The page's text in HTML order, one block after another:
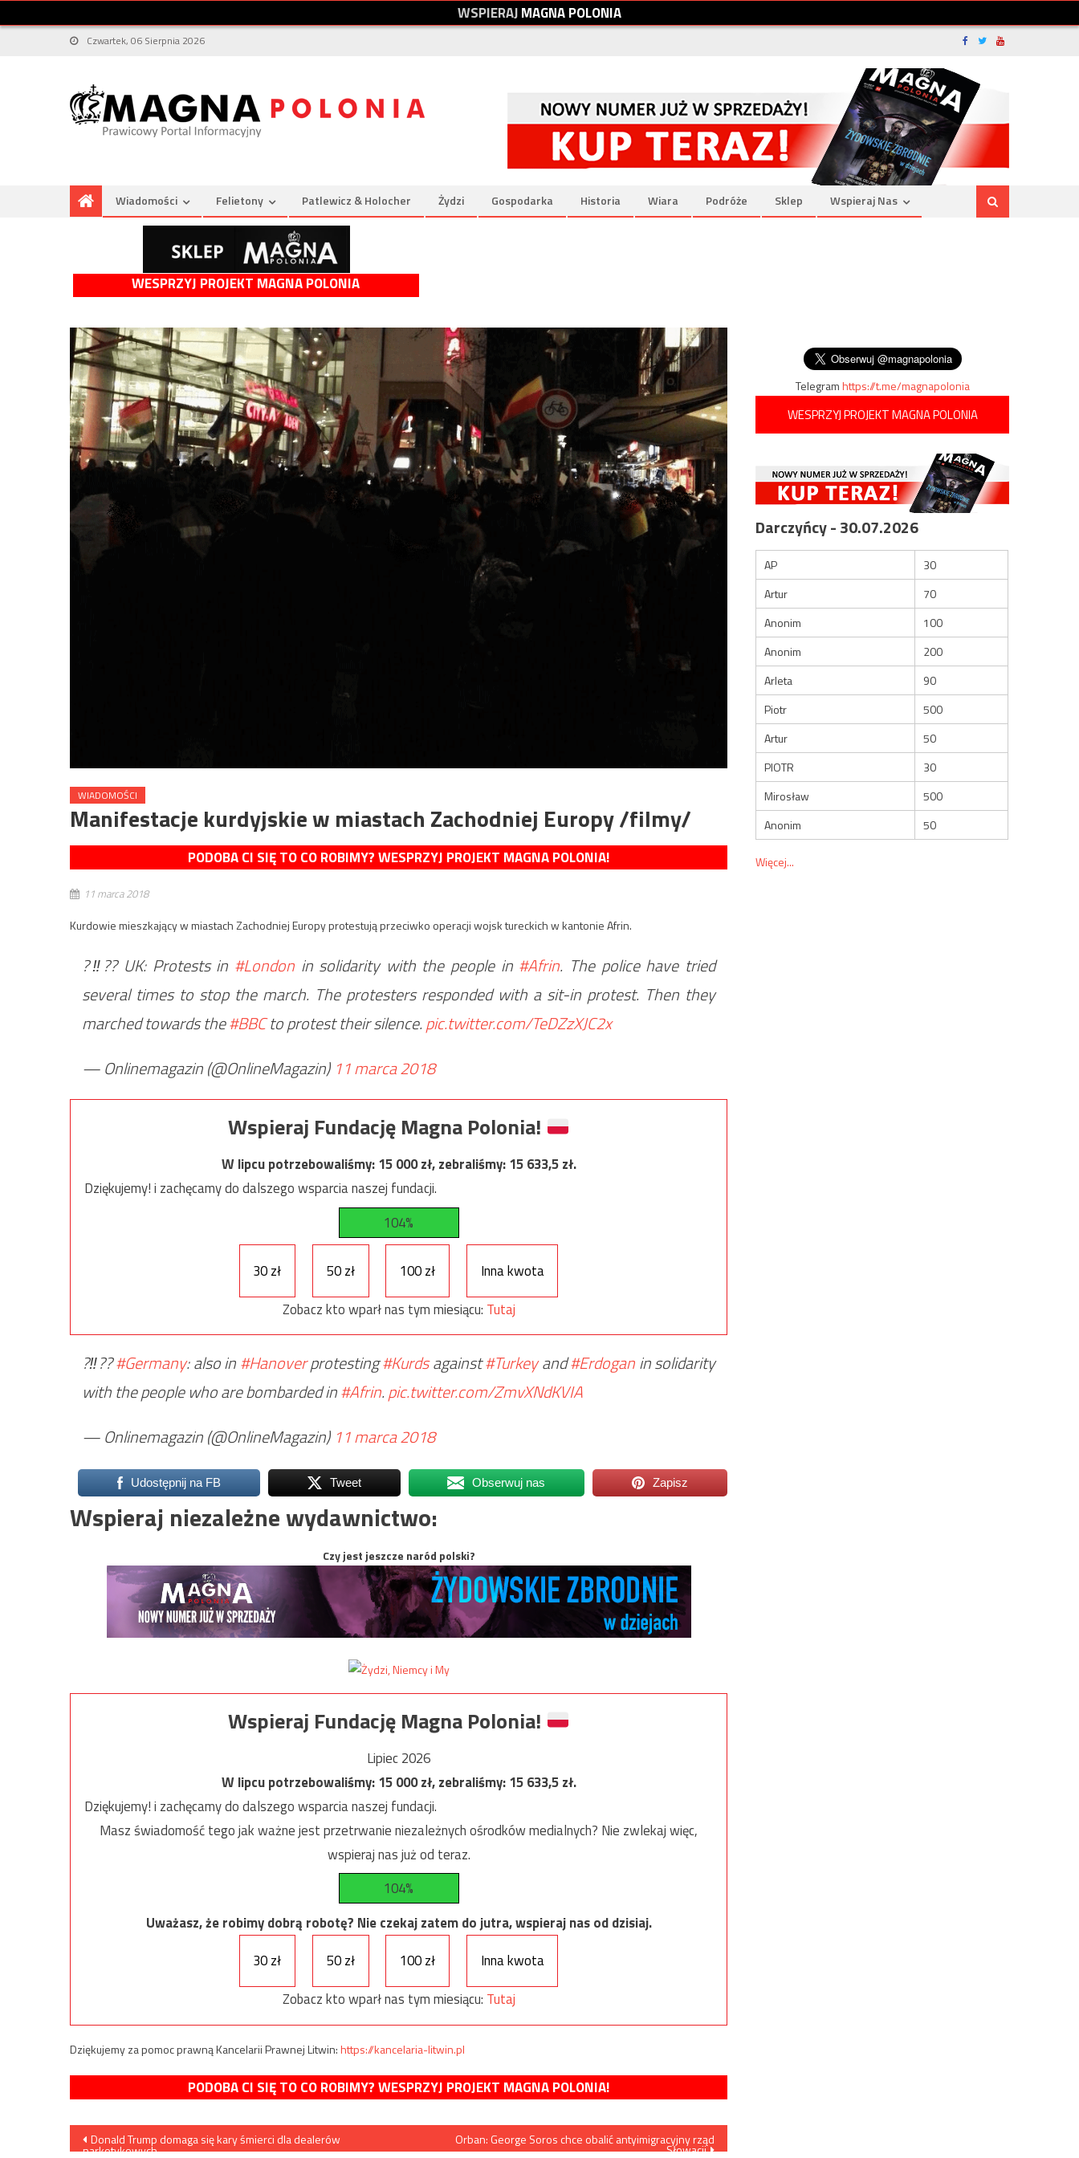
WSPIERAJMAGNAPOLONIA
Czwartek, 06 Sierpnia 2026
Wiadomości Felietony Patlewicz & Holocher Żydzi Gospodarka Historia Wiara Podróże Sklep Wspieraj Nas
WESPRZYJ PROJEKT MAGNA POLONIA
WIADOMOŚCI
Manifestacje kurdyjskie w miastach Zachodniej Europy /filmy/
PODOBA CI SIĘ TO CO ROBIMY? WESPRZYJ PROJEKT MAGNA POLONIA!
11 marca 2018
Kurdowie mieszkający w miastach Zachodniej Europy protestują przeciwko operacji wojsk tureckich w kantonie Afrin.
?‼?? UK: Protests in #Londonin solidarity with the people in #Afrin. The police have tried
several times to stop the march. The protesters responded with a sit-in protest. Then they
marched towards the#BBCto protest their silence.pic.twitter.com/TeDZzXJC2x
— Onlinemagazin (@OnlineMagazin) 11 marca 2018
Wspieraj Fundację Magna Polonia!
W lipcu potrzebowaliśmy:15 000zł, zebraliśmy:15 633,5zł.
Dziękujemy! i zachęcamy do dalszego wsparcia naszej fundacji.
104%
30 zł 50 zł 100 zł
Inna kwota
Zobacz kto wparł nas tym miesiącu: Tutaj
?‼??#Germany: also in#Hanoverprotesting#Kurdsagainst#Turkeyand#Erdoganin solidarity
with the people who are bombarded in#Afrin.pic.twitter.com/ZmvXNdKVIA
— Onlinemagazin (@OnlineMagazin) 11 marca 2018
Udostępnij na FB Tweet Obserwuj nas Zapisz
Wspieraj niezależne wydawnictwo:
Czy jest jeszcze naród polski?
Wspieraj Fundację Magna Polonia!
Lipiec 2026
W lipcu potrzebowaliśmy:15 000zł, zebraliśmy:15 633,5zł.
Dziękujemy! i zachęcamy do dalszego wsparcia naszej fundacji.
Masz świadomość tego jak ważne jest przetrwanie niezależnych ośrodków medialnych? Nie zwlekaj więc,
wspieraj nas już od teraz.
104%
Uważasz, że robimy dobrą robotę? Nie czekaj zatem do jutra, wspieraj nas od dzisiaj.
30 zł
50 zł 100 zł
Inna kwota
Zobacz kto wparł nas tym miesiącu: Tutaj
Dziękujemy za pomoc prawną Kancelarii Prawnej Litwin:https://kancelaria-litwin.pl
PODOBA CI SIĘ TO CO ROBIMY? WESPRZYJ PROJEKT MAGNA POLONIA!
Nawigacja
Donald Trump domaga się kary śmierci dla dealerów
narkotykowych
Orban: George Soros chce obalić antyimigracyjny rząd
Słowacji
Telegramhttps://t.me/magnapolonia
WESPRZYJ PROJEKT MAGNA POLONIA
Darczyńcy - 30.07.2026
AP
30
Artur
70
Anonim
100
Anonim
200
Arleta
90
Piotr
500
Artur
50
PIOTR
30
Mirosław
500
Anonim
50
Więcej...